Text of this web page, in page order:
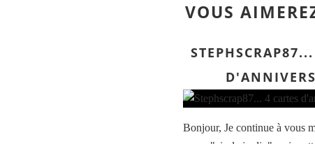
VOUS
Bonjour, Je continue à vous